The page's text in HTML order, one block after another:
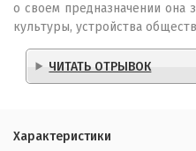
о своем предназначении она
культуры, устройства
ЧИТАТЬ ОТРЫВОК
Характеристики